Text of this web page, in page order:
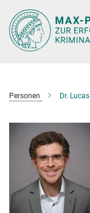
Hauptinhalt
Personen Dr.